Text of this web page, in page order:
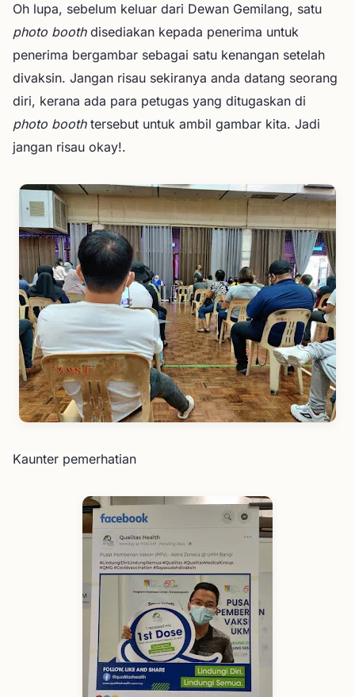
Oh lupa, sebelum keluar dari Dewan Gemilang, satu
photo boothdisediakan kepada penerima untuk
penerima bergambar sebagai satu kenangan setelah
divaksin. Jangan risau sekiranya anda datang seorang
diri, kerana ada para petugas yang ditugaskan di
photo boothtersebut untuk ambil gambar kita. Jadi
jangan risau okay!.
Kaunter pemerhatian